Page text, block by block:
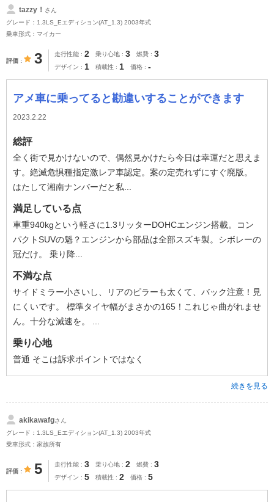
tazzy！ さん
グレード：1.3LS_Eエディション(AT_1.3) 2003年式
乗車形式：マイカー
評価 3 走行性能 2 乗り心地 3 燃費 3
デザイン 1 積載性 1 価格 -
アメ車に乗ってると勘違いすることができます
2023.2.22
総評
全く街で見かけないので、偶然見かけたら今日は幸運だと思えま
す。絶滅危惧種指定激レア車認定。案の定売れずにすぐ廃版。
はたして湘南ナンバーだと私...
満足している点
車重940kgという軽さに1.3リッターDOHCエンジン搭載。コン
パクトSUVの魁？エンジンから部品は全部スズキ製。シボレーの
冠だけ。 乗り降...
不満な点
サイドミラー小さいし、リアのピラーも太くて、バック注意！見
にくいです。 標準タイヤ幅がまさかの165！これじゃ曲がれませ
ん。十分な減速を。 ...
乗り心地
普通 そこは訴求ポイントではなく
続きを見る
akikawafgさん
グレード：1.3LS_Eエディション(AT_1.3) 2003年式
乗車形式：家族所有
評価 5 走行性能 3 乗り心地 2 燃費 3
デザイン 5 積載性 2 価格 5